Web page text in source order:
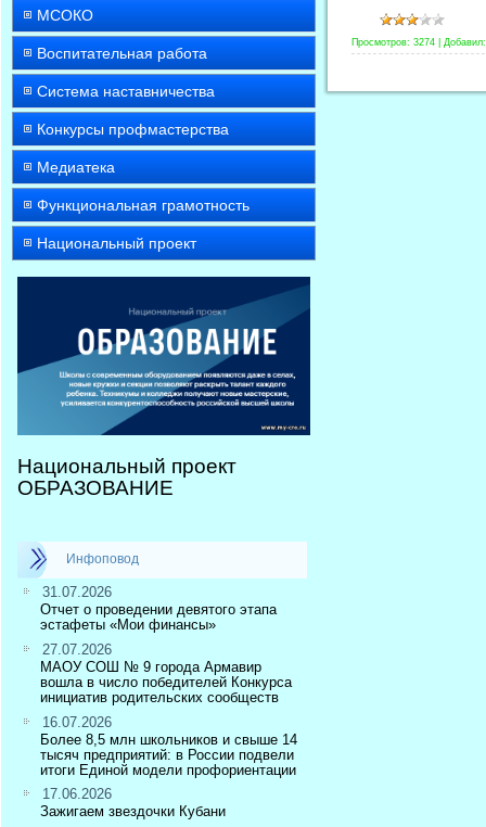
МСОКО
Воспитательная работа
Система наставничества
Конкурсы профмастерства
Медиатека
Функциональная грамотность
Национальный проект
Национальный проект
ОБРАЗОВАНИЕ
Инфоповод
31.07.2026
Отчет о проведении девятого этапа
эстафеты «Мои финансы»
27.07.2026
МАОУ СОШ № 9 города Армавир
вошла в число победителей Конкурса
инициатив родительских сообществ
16.07.2026
Более 8,5 млн школьников и свыше 14
тысяч предприятий: в России подвели
итоги Единой модели профориентации
17.06.2026
Зажигаем звездочки Кубани
Просмотров: 3274 Добавил: